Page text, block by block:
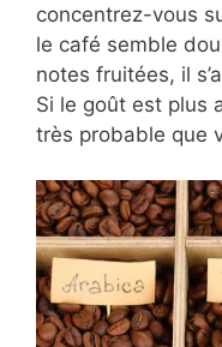
concentrez-vous
le café semble
notes fruitées, il
Si le goût est plus
très probable que